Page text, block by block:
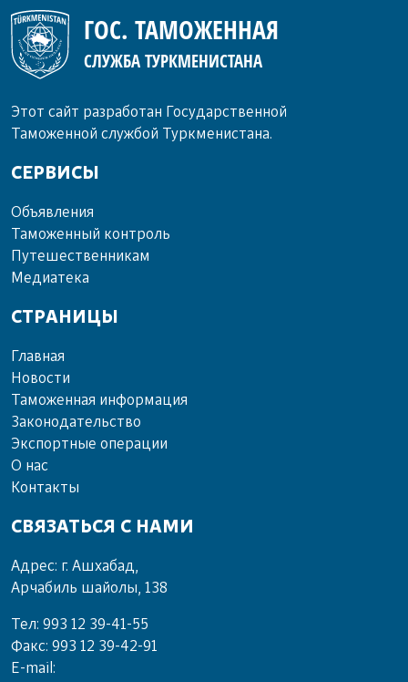
ГОС. ТАМОЖЕННАЯ
СЛУЖБА ТУРКМЕНИСТАНА
Этот сайт разработан Государственной
Таможенной службой Туркменистана.
СЕРВИСЫ
Объ­яв­ле­ния
Та­мо­жен­ный кон­троль
Пу­те­шест­вен­ни­кам
Ме­диа­те­ка
СТРАНИЦЫ
Главная
Новости
Таможенная информация
Законодательство
Экспортные операции
О нас
Контакты
СВЯЗАТЬСЯ С НАМИ
Адрес: г. Ашхабад,
Арчабиль шайолы, 138
Тел: 993 12 39-41-55
Факс: 993 12 39-42-91
E-mail: